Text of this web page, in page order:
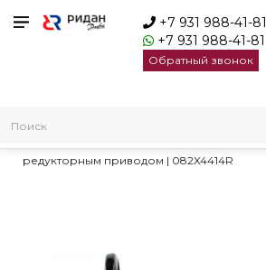
+7 931 988-41-81
+7 931 988-41-81
Обратный звонок
Трубопроводная арматура
редукторным приводом | 082X4414R